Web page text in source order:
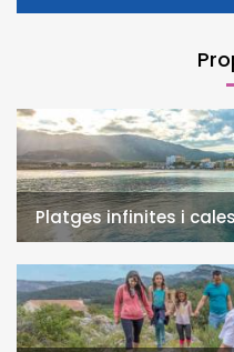
Platges infinites i
l'Infant i